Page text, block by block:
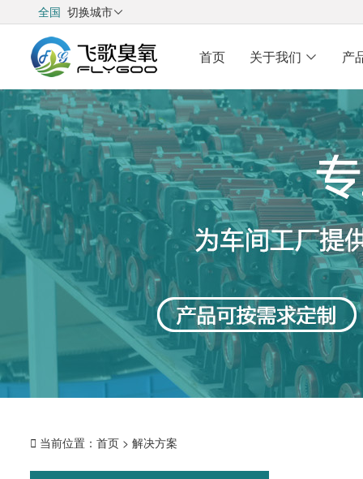
全国 切换城市
首页 关于我们  产
 当前位置： 首页 > 解决方案